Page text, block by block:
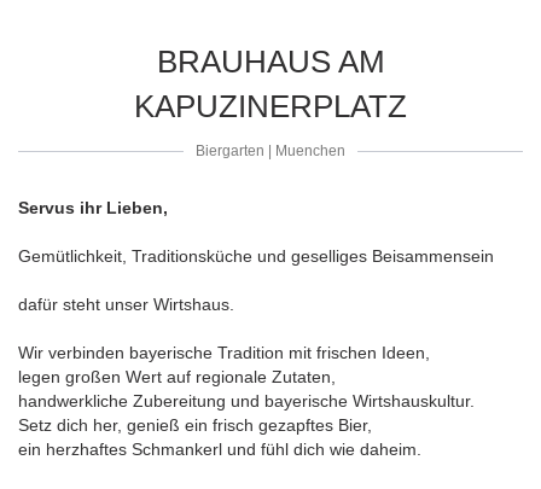
BRAUHAUS AM
KAPUZINERPLATZ
Biergarten Muenchen
Servus ihr Lieben,
Gemütlichkeit, Traditionsküche und geselliges Beisammensein
dafür steht unser Wirtshaus.
Wir verbinden bayerische Tradition mit frischen Ideen,
legen großen Wert auf regionale Zutaten,
handwerkliche Zubereitung und bayerische Wirtshauskultur.
Setz dich her, genieß ein frisch gezapftes Bier,
ein herzhaftes Schmankerl und fühl dich wie daheim.